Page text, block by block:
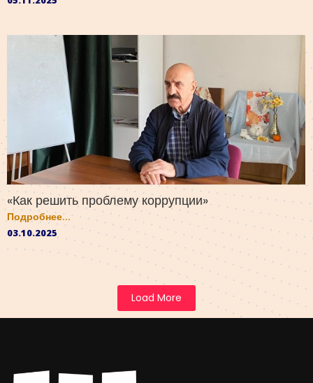
«Как решить проблему коррупции»
Подробнее...
03.10.2025
Load More